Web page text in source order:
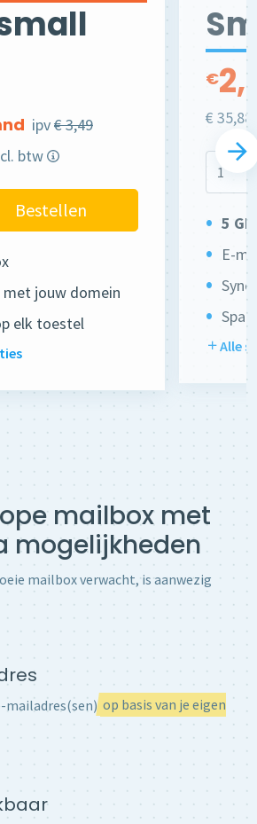
ipv€ 3,49
btw
Bestellen
met jouw domein
elk toestel
€
€
5 GB
E-
Alle
mailbox met
mogelijkheden
mailbox verwacht, is aanwezig
mailadres(sen) op basis van je eigen